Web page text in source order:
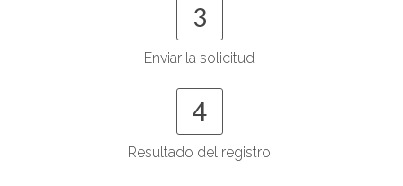
3
Enviar la solicitud
4
Resultado del registro